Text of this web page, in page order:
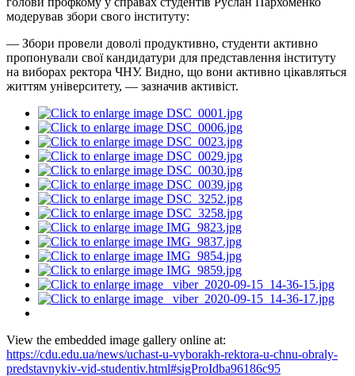
модерував збори свого інституту:
— Збори провели доволі продуктивно, студенти активно
пропонували свої кандидатури для представлення інституту
на виборах ректора ЧНУ. Видно, що вони активно цікавляться
життям університету, — зазначив активіст.
View the embedded image gallery online at:
https://cdu.edu.ua/news/uchast-u-vyborakh-rektora-u-chnu-obraly-
predstavnykiv-vid-studentiv.html#sigProIdba96186c95